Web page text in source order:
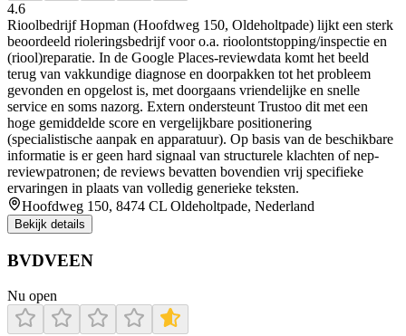
4.6
Rioolbedrijf Hopman (Hoofdweg 150, Oldeholtpade) lijkt een sterk
beoordeeld rioleringsbedrijf voor o.a. rioolontstopping/inspectie en
(riool)reparatie. In de Google Places-reviewdata komt het beeld
terug van vakkundige diagnose en doorpakken tot het probleem
gevonden en opgelost is, met doorgaans vriendelijke en snelle
service en soms nazorg. Extern ondersteunt Trustoo dit met een
hoge gemiddelde score en vergelijkbare positionering
(specialistische aanpak en apparatuur). Op basis van de beschikbare
informatie is er geen hard signaal van structurele klachten of nep-
reviewpatronen; de reviews bevatten bovendien vrij specifieke
ervaringen in plaats van volledig generieke teksten.
Hoofdweg 150, 8474 CL Oldeholtpade, Nederland
Bekijk details
BVDVEEN
Nu open